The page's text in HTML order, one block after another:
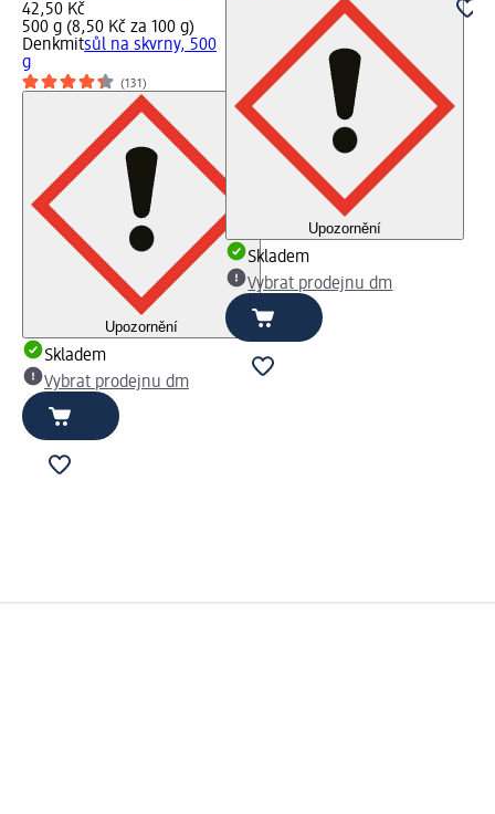
42,50 Kč
500 g (8,50 Kč za 100 g)
Denkmitsůl na skvrny, 500
g
(131)
Upozornění
Skladem
Vybrat prodejnu dm
Upozornění
Skladem
Vybrat prodejnu dm